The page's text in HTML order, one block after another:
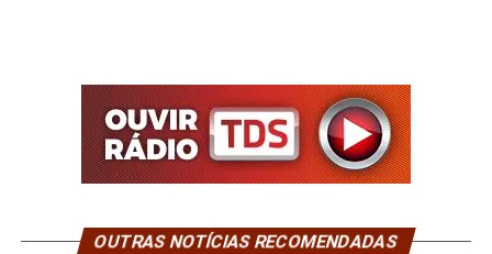
OUTRAS NOTÍCIAS RECOMENDADAS